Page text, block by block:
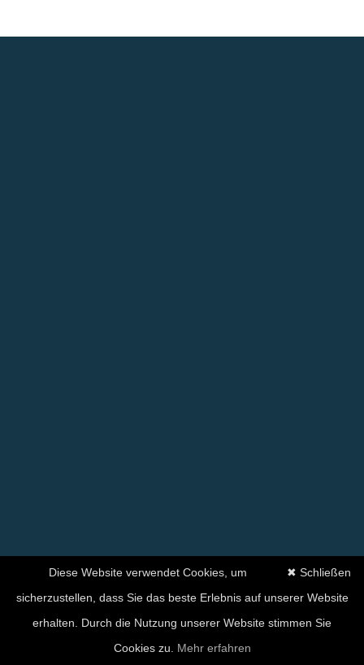
✖ Schließen
Diese Website verwendet Cookies, um
sicherzustellen, dass Sie das beste Erlebnis auf unserer Website
erhalten. Durch die Nutzung unserer Website stimmen Sie
Cookies zu. Mehr erfahren